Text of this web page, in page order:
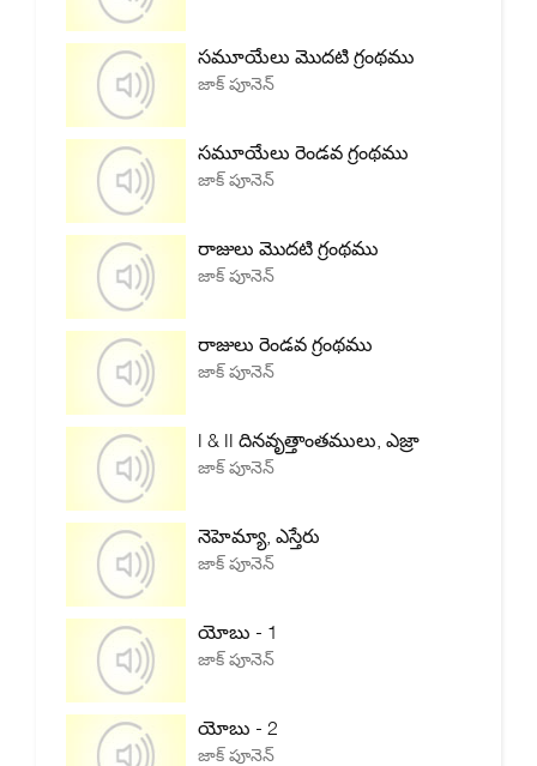
సమూయేలు మొదటి గ్రంథము
జాక్ పూనెన్
సమూయేలు రెండవ గ్రంథము
జాక్ పూనెన్
రాజులు మొదటి గ్రంథము
జాక్ పూనెన్
రాజులు రెండవ గ్రంథము
జాక్ పూనెన్
I & II దినవృత్తాంతములు, ఎజ్రా
జాక్ పూనెన్
నెహెమ్యా, ఎస్తేరు
జాక్ పూనెన్
యోబు - 1
జాక్ పూనెన్
యోబు - 2
జాక్ పూనెన్